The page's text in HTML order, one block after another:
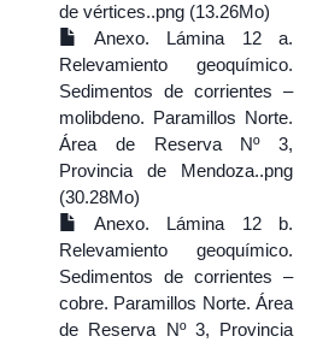
de vértices..png (13.26Mo)
Anexo. Lámina 12 a.
Relevamiento geoquímico.
Sedimentos de corrientes –
molibdeno. Paramillos Norte.
Área de Reserva Nº 3,
Provincia de Mendoza..png
(30.28Mo)
Anexo. Lámina 12 b.
Relevamiento geoquímico.
Sedimentos de corrientes –
cobre. Paramillos Norte. Área
de Reserva Nº 3, Provincia